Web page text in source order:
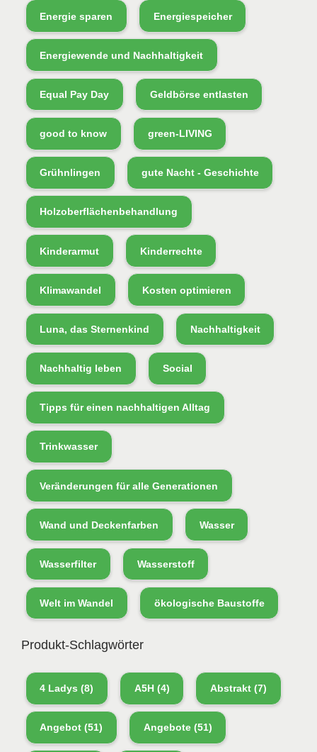
Energie sparen Energiespeicher
Energiewende und Nachhaltigkeit
Equal Pay Day Geldbörse entlasten
good to know green-LIVING
Grühnlingen gute Nacht - Geschichte
Holzoberflächenbehandlung
Kinderarmut Kinderrechte
Klimawandel Kosten optimieren
Luna, das Sternenkind Nachhaltigkeit
Nachhaltig leben Social
Tipps für einen nachhaltigen Alltag
Trinkwasser
Veränderungen für alle Generationen
Wand und Deckenfarben Wasser
Wasserfilter Wasserstoff
Welt im Wandel ökologische Baustoffe
Produkt-Schlagwörter
4 Ladys (8) A5H(4) Abstrakt(7)
Angebot (51) Angebote(51)